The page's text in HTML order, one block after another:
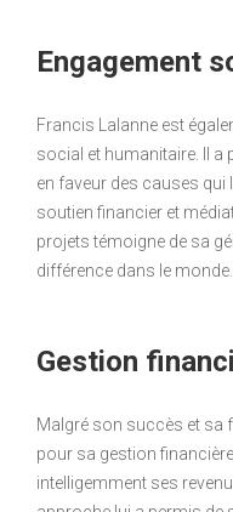
Engagement
Francis Lalanne est
social et humanitaire. Il
en faveur des causes
soutien financier et
projets témoigne de sa
différence dans le monde.
Gestion
Malgré son succès et sa
pour sa gestion
intelligemment ses